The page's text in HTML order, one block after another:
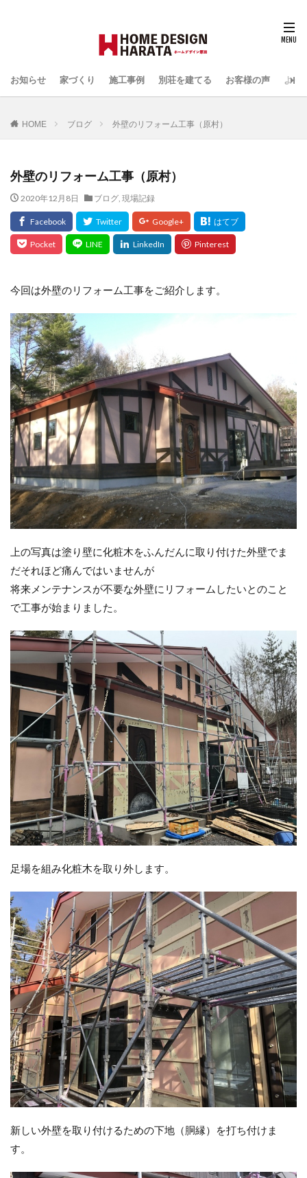
お知らせ 家づくり 施工事例 別荘を建てる お客様の声 よく
HOME ブログ 外壁のリフォーム工事（原村）
外壁のリフォーム工事（原村）
2020年12月8日 ブログ, 現場記録
今回は外壁のリフォーム工事をご紹介します。
上の写真は塗り壁に化粧木をふんだんに取り付けた外壁でま
だそれほど痛んではいませんが
将来メンテナンスが不要な外壁にリフォームしたいとのこと
で工事が始まりました。
足場を組み化粧木を取り外します。
新しい外壁を取り付けるための下地（胴縁）を打ち付けま
す。